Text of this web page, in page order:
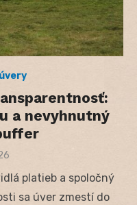
a nevyhnutný
platieb a spoločný
sa úver zmestí do